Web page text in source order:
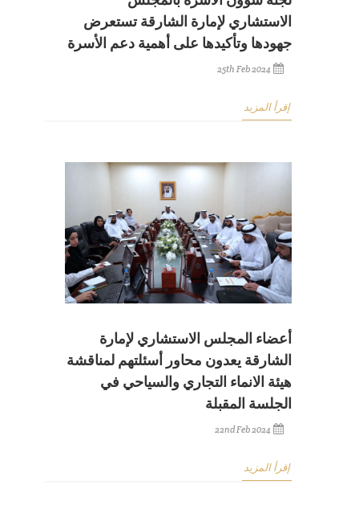
الاستشاري لإمارة الشارقة تستعرض
جهودها وتأكيدها على أهمية دعم الأسرة
25th Feb 2024
إقرأ المزيد
أعضاء المجلس الاستشاري لإمارة
الشارقة يعدون محاور أسئلتهم لمناقشة
هيئة الانماء التجاري والسياحي في
الجلسة المقبلة
22nd Feb 2024
إقرأ المزيد